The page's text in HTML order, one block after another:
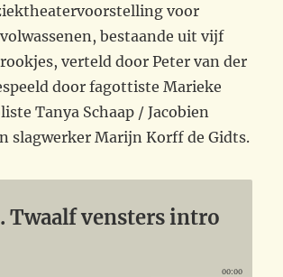
voor
bestaande uit vijf
verteld door Peter van der
door fagottiste Marieke
Tanya Schaap / Jacobien
slagwerker Marijn Korff de Gidts.
Twaalf vensters intro
00:00